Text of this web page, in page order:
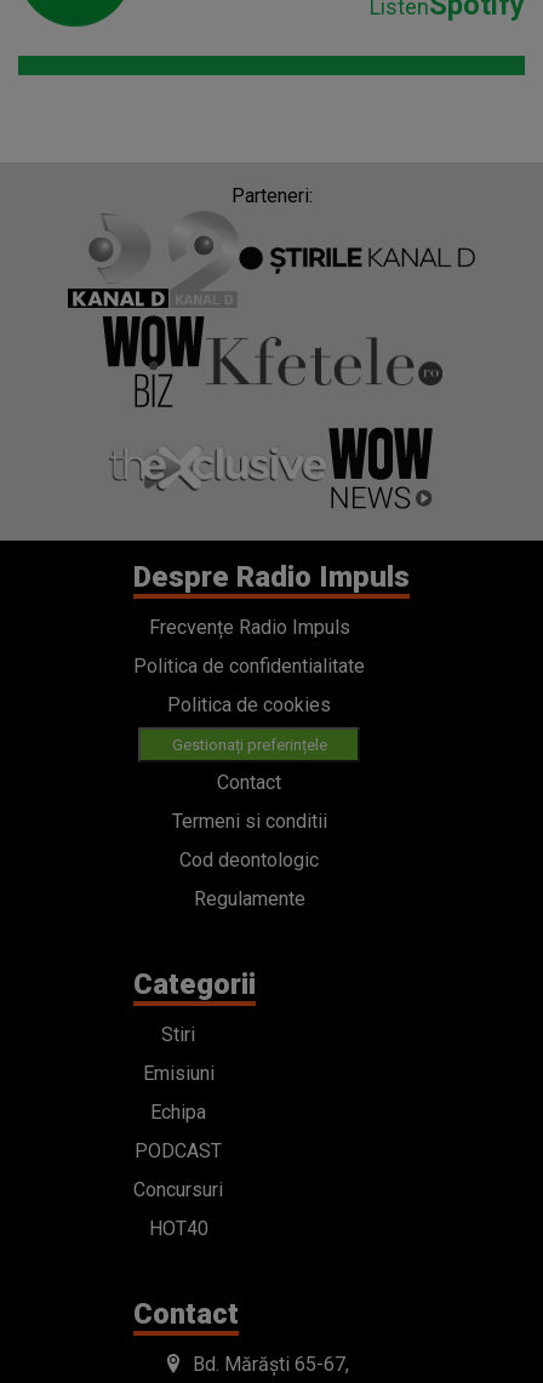
Listen
Parteneri:
Despre Radio Impuls
Frecvențe Radio Impuls
Politica de confidentialitate
Politica de cookies
Gestionați preferințele
Contact
Termeni si conditii
Cod deontologic
Regulamente
Categorii
Stiri
Emisiuni
Echipa
PODCAST
Concursuri
HOT40
Contact
Bd. Mărăști 65-67,